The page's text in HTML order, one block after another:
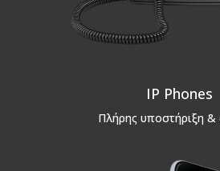
IP Phones
Πλήρης υποστήριξη &